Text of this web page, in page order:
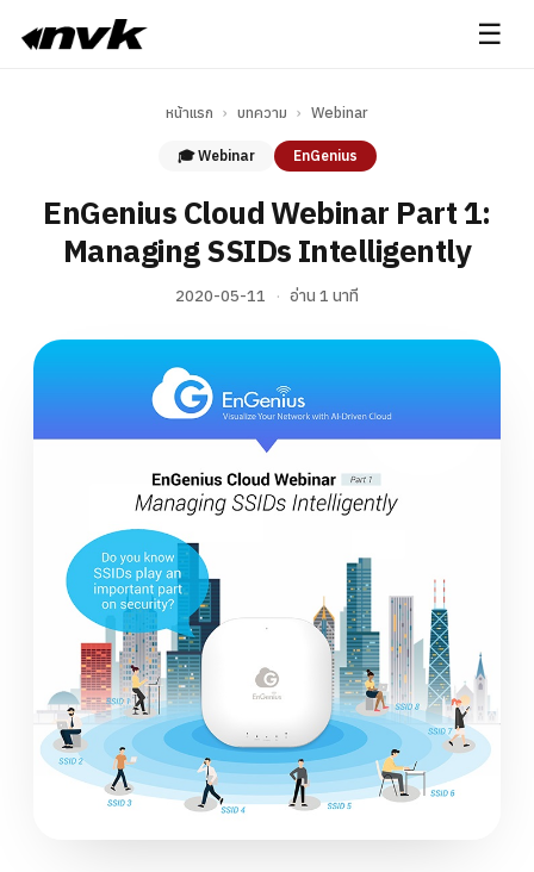
☰
หน้าแรก › บทความ › Webinar
🎓 Webinar EnGenius
EnGenius Cloud Webinar Part 1:
Managing SSIDs Intelligently
2020-05-11 · อ่าน 1 นาที